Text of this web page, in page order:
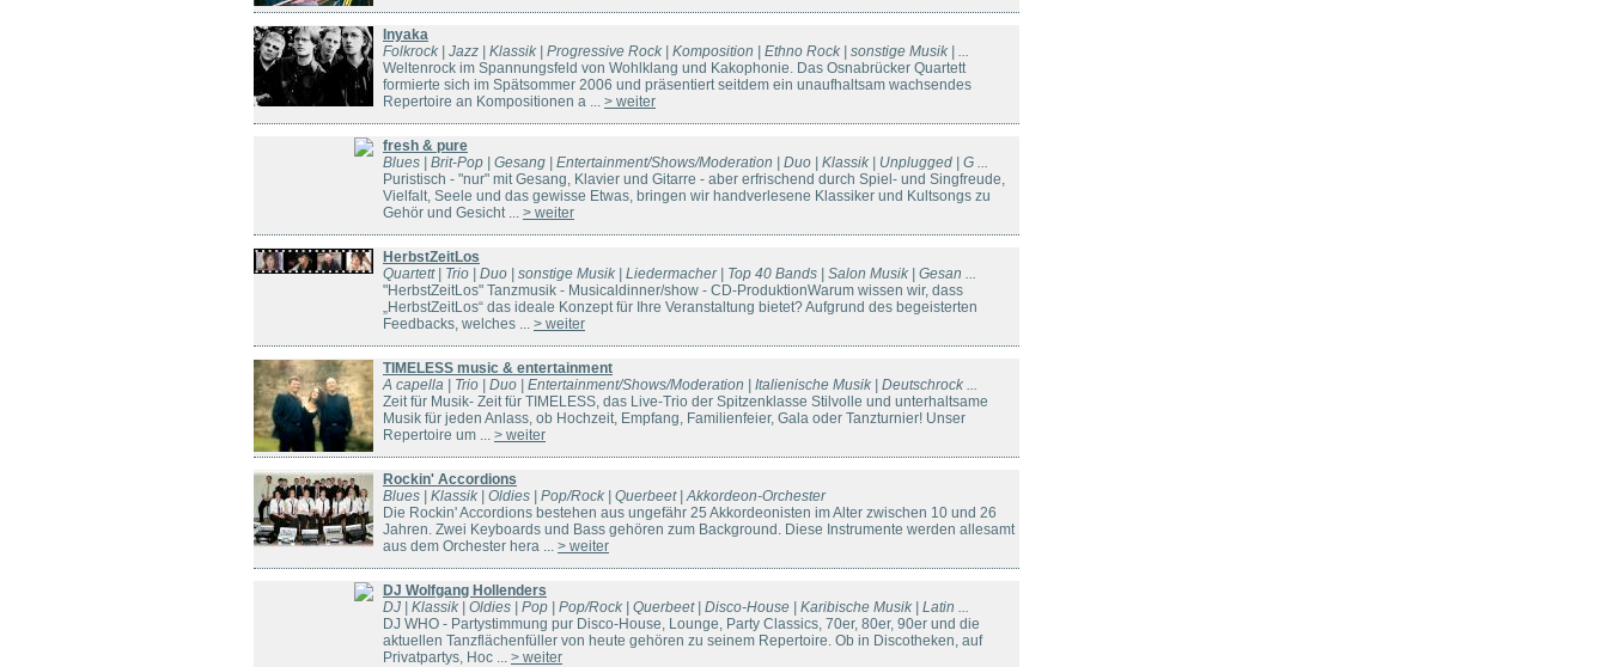
Inyaka
Folkrock | Jazz | Klassik | Progressive Rock | Komposition | Ethno Rock | sonstige Musik | ...
Weltenrock im Spannungsfeld von Wohlklang und Kakophonie. Das Osnabrücker Quartett
formierte sich im Spätsommer 2006 und präsentiert seitdem ein unaufhaltsam wachsendes
Repertoire an Kompositionen a ... > weiter
fresh & pure
Blues | Brit-Pop | Gesang | Entertainment/Shows/Moderation | Duo | Klassik | Unplugged | G ...
Puristisch - "nur" mit Gesang, Klavier und Gitarre - aber erfrischend durch Spiel- und Singfreude,
Vielfalt, Seele und das gewisse Etwas, bringen wir handverlesene Klassiker und Kultsongs zu
Gehör und Gesicht ... > weiter
HerbstZeitLos
Quartett | Trio | Duo | sonstige Musik | Liedermacher | Top 40 Bands | Salon Musik | Gesan ...
"HerbstZeitLos" Tanzmusik - Musicaldinner/show - CD-ProduktionWarum wissen wir, dass
„HerbstZeitLos“ das ideale Konzept für Ihre Veranstaltung bietet? Aufgrund des begeisterten
Feedbacks, welches ... > weiter
TIMELESS music & entertainment
A capella | Trio | Duo | Entertainment/Shows/Moderation | Italienische Musik | Deutschrock ...
Zeit für Musik- Zeit für TIMELESS, das Live-Trio der Spitzenklasse Stilvolle und unterhaltsame
Musik für jeden Anlass, ob Hochzeit, Empfang, Familienfeier, Gala oder Tanzturnier! Unser
Repertoire um ... > weiter
Rockin' Accordions
Blues | Klassik | Oldies | Pop/Rock | Querbeet | Akkordeon-Orchester
Die Rockin' Accordions bestehen aus ungefähr 25 Akkordeonisten im Alter zwischen 10 und 26
Jahren. Zwei Keyboards und Bass gehören zum Background. Diese Instrumente werden allesamt
aus dem Orchester hera ... > weiter
DJ Wolfgang Hollenders
DJ | Klassik | Oldies | Pop | Pop/Rock | Querbeet | Disco-House | Karibische Musik | Latin ...
DJ WHO - Partystimmung pur Disco-House, Lounge, Party Classics, 70er, 80er, 90er und die
aktuellen Tanzflächenfüller von heute gehören zu seinem Repertoire. Ob in Discotheken, auf
Privatpartys, Hoc ... > weiter